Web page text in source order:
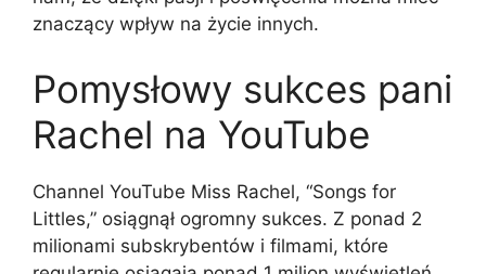
znaczący wpływ na życie innych.
Pomysłowy sukces pani
Rachel na YouTube
Channel YouTube Miss Rachel, “Songs for
Littles,” osiągnął ogromny sukces. Z ponad 2
milionami subskrybentów i filmami, które